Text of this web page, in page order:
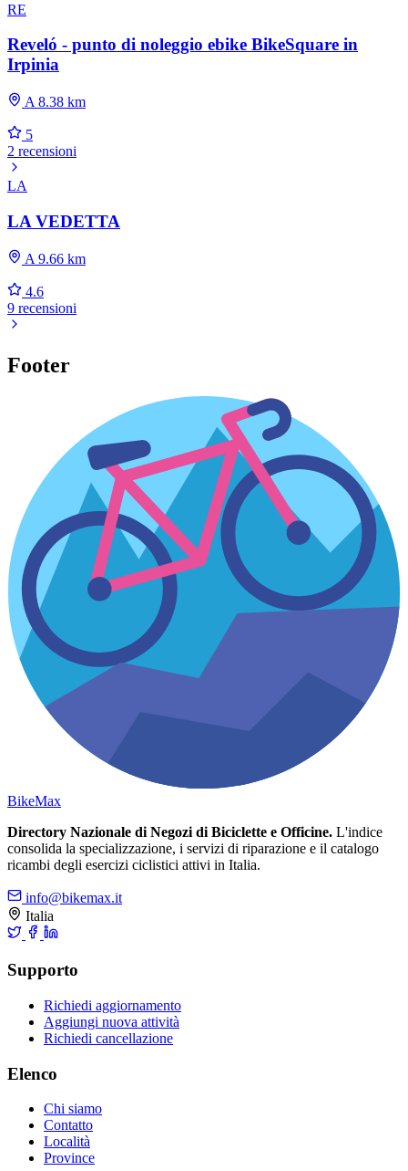
RE
Reveló - punto di noleggio ebike BikeSquare in
Irpinia
A 8.38 km
5
2 recensioni
LA
LA VEDETTA
A 9.66 km
4.6
9 recensioni
Footer
BikeMax
Directory Nazionale di Negozi di Biciclette e Officine. L'indice
consolida la specializzazione, i servizi di riparazione e il catalogo
ricambi degli esercizi ciclistici attivi in Italia.
info@bikemax.it
Italia
Supporto
Richiedi aggiornamento
Aggiungi nuova attività
Richiedi cancellazione
Elenco
Chi siamo
Contatto
Località
Province